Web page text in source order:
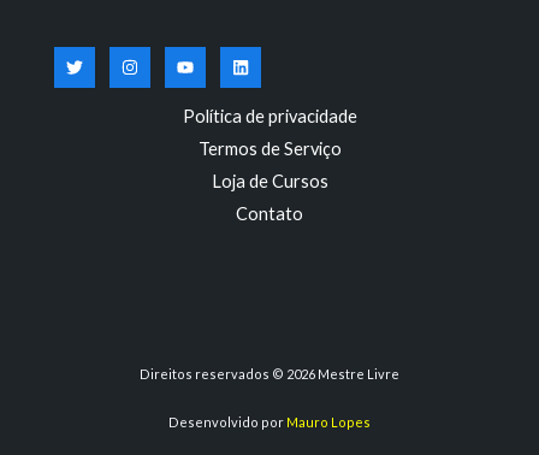
Política de privacidade
Termos de Serviço
Loja de Cursos
Contato
Direitos reservados © 2026 Mestre Livre
Desenvolvido por Mauro Lopes